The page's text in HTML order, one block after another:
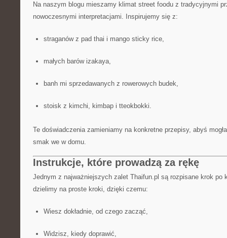
Na naszym blogu mieszamy klimat street foodu z tradycyjnymi
nowoczesnymi interpretacjami. Inspirujemy się z:
straganów z pad thai i mango sticky rice,
małych barów izakaya,
banh mi sprzedawanych z rowerowych budek,
stoisk z kimchi, kimbap i tteokbokki.
Te doświadczenia zamieniamy na konkretne przepisy, abyś
smak we w domu.
Instrukcje, które prowadzą za rękę
Jednym z najważniejszych zalet Thaifun.pl są rozpisane krok po
dzielimy na proste kroki, dzięki czemu:
Wiesz dokładnie, od czego zacząć,
Widzisz, kiedy doprawić,